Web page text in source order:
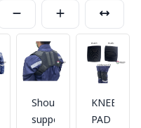
ค้า
Shoulder
support
KNEE
PAD